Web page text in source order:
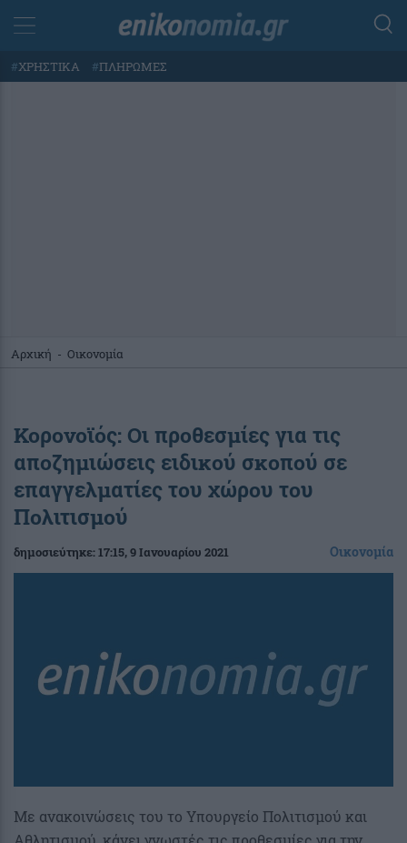
#ΧΡΗΣΤΙΚΑ #ΠΛΗΡΩΜΕΣ
Αρχική - Οικονομία
Κορονοϊός: Οι προθεσμίες για τις
αποζημιώσεις ειδικού σκοπού σε
επαγγελματίες του χώρου του
Πολιτισμού
δημοσιεύτηκε:17:15, 9 Ιανουαρίου 2021 Οικονομία
Με ανακοινώσεις του το Υπουργείο Πολιτισμού και